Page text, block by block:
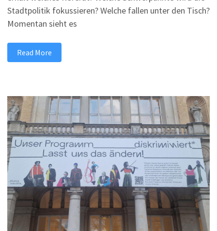
Stadtpolitik fokussieren? Welche fallen unter den Tisch?
Momentan sieht es
Read More